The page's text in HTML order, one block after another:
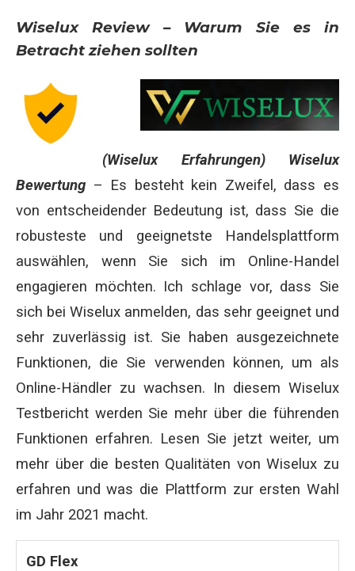
Wiselux Review – Warum Sie es in
Betracht ziehen sollten
(Wiselux Erfahrungen) Wiselux
Bewertung – Es besteht kein Zweifel, dass es
von entscheidender Bedeutung ist, dass Sie die
robusteste und geeignetste Handelsplattform
auswählen, wenn Sie sich im Online-Handel
engagieren möchten. Ich schlage vor, dass Sie
sich bei Wiselux anmelden, das sehr geeignet und
sehr zuverlässig ist. Sie haben ausgezeichnete
Funktionen, die Sie verwenden können, um als
Online-Händler zu wachsen. In diesem Wiselux
Testbericht werden Sie mehr über die führenden
Funktionen erfahren. Lesen Sie jetzt weiter, um
mehr über die besten Qualitäten von Wiselux zu
erfahren und was die Plattform zur ersten Wahl
im Jahr 2021 macht.
GD Flex